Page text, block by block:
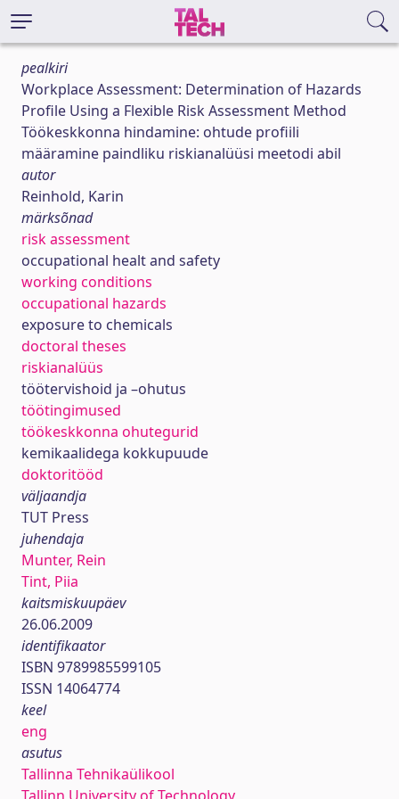
pealkiri
Workplace Assessment: Determination of Hazards
Profile Using a Flexible Risk Assessment Method
Töökeskkonna hindamine: ohtude profiili
määramine paindliku riskianalüüsi meetodi abil
autor
Reinhold, Karin
märksõnad
risk assessment
occupational healt and safety
working conditions
occupational hazards
exposure to chemicals
doctoral theses
riskianalüüs
töötervishoid ja –ohutus
töötingimused
töökeskkonna ohutegurid
kemikaalidega kokkupuude
doktoritööd
väljaandja
TUT Press
juhendaja
Munter, Rein
Tint, Piia
kaitsmiskuupäev
26.06.2009
identifikaator
ISBN 9789985599105
ISSN 14064774
keel
eng
asutus
Tallinna Tehnikaülikool